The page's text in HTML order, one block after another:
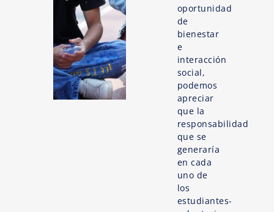
oportunidad
de
bienestar
e
interacción
social,
podemos
apreciar
que la
responsabilidad
que se
generaría
en cada
uno de
los
estudiantes-